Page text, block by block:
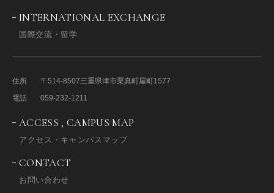
INTERNATIONAL EXCHANGE
国際交流・留学
住所 〒514-8507三重県津市栗真町屋町1577
電話
059-232-1211
ACCESS , CAMPUS MAP
アクセス・キャンパスマップ
CONTACT
お問い合わせ